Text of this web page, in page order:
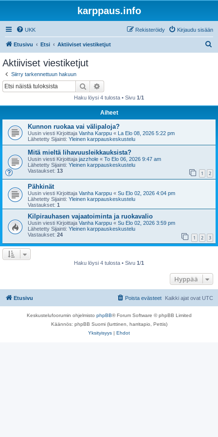
karppaus.info
UKK Kirjaudu sisään
Rekisteröidy
Etusivu Etsi Aktiiviset viestiketjut
Aktiiviset viestiketjut
Siirry tarkennettuun hakuun
Etsi
Haku löysi 4 tulosta • Sivu 1/1
Aiheet
Kunnon ruokaa vai välipaloja?
Uusin viesti Kirjoittaja Vanha Karppu « La Elo 08, 2026 5:22 pm
Lähetetty Sijainti: Yleinen karppauskeskustelu
Mitä mieltä lihavuusleikkauksista?
Uusin viesti Kirjoittaja jazzhole « To Elo 06, 2026 9:47 am
Lähetetty Sijainti: Yleinen karppauskeskustelu
Vastaukset: 13 1 2
Pähkinät
Uusin viesti Kirjoittaja Vanha Karppu « Su Elo 02, 2026 4:04 pm
Lähetetty Sijainti: Yleinen karppauskeskustelu
Vastaukset: 1
Kilpirauhasen vajaatoiminta ja ruokavalio
Uusin viesti Kirjoittaja Vanha Karppu « Su Elo 02, 2026 3:59 pm
Lähetetty Sijainti: Yleinen karppauskeskustelu
Vastaukset: 24 1 2 3
Haku löysi 4 tulosta • Sivu 1/1
Hyppää
Etusivu Kaikki ajat ovat UTC
Poista evästeet
Keskustelufoorumin ohjelmisto phpBB® Forum Software © phpBB Limited
Käännös: phpBB Suomi (lurttinen, harritapio, Pettis)
Yksityisyys | Ehdot